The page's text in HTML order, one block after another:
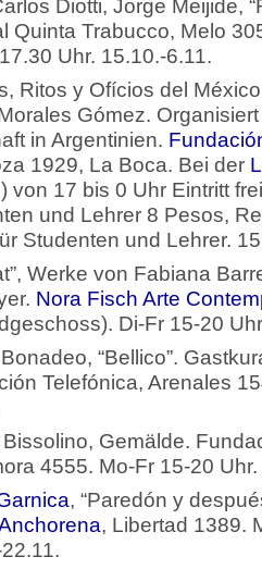
Diotti, Jorge Meijide,
Quinta Trabucco, Melo
Uhr. 15.10.-6.11.
Ritos y Ofícios del
Gómez.
in Argentinien.
1929, La Boca. Bei der
von 17 bis 0 Uhr Eintritt
und Lehrer 8 Pesos,
Studenten und Lehrer.
Werke von Fabiana
Nora Fisch Arte
Di-Fr 15-20
“Bellico”.
Telefónica, Arenales
Gemälde.
4555. Mo-Fr 15-20
, “Paredón y
, Libertad 1389.